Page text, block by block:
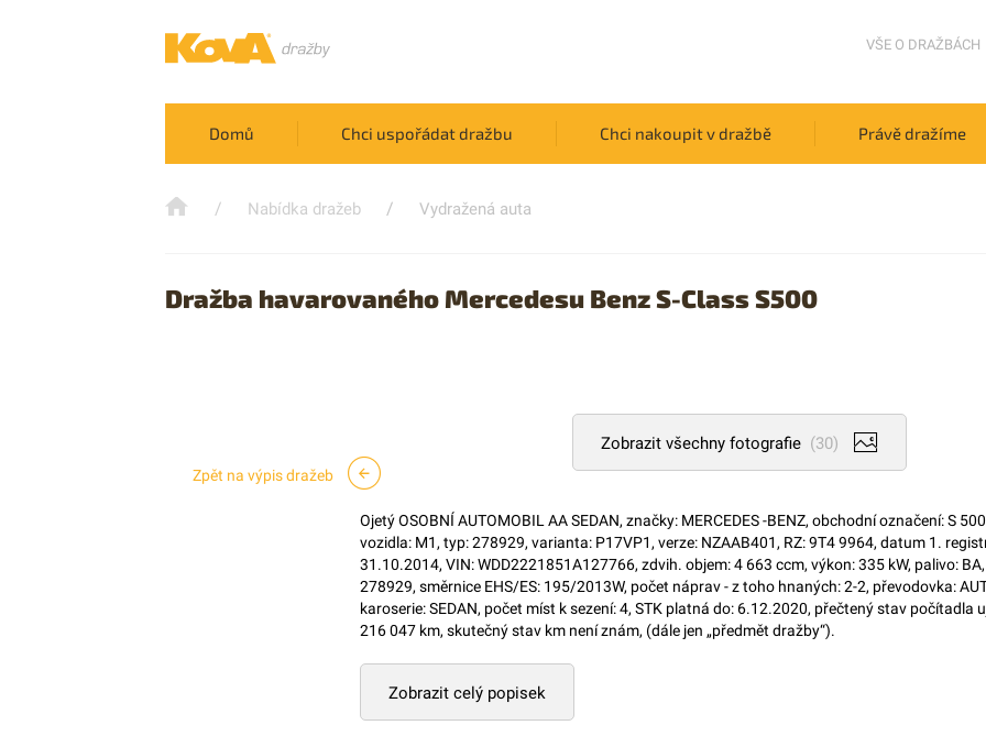
VŠE O DRAŽBÁCH
Domů Chci uspořádat dražbu Chci nakoupit v dražbě Právě dražíme
/ Nabídka dražeb / Vydražená auta
Dražba havarovaného Mercedesu Benz S-Class S500
Zpět na výpis dražeb
Zobrazit všechny fotografie (30)
Ojetý OSOBNÍ AUTOMOBIL AA SEDAN, značky: MERCEDES -BENZ, obchodní označení: S
vozidla: M1, typ: 278929, varianta: P17VP1, verze: NZAAB401, RZ: 9T4 9964, datum 1.
31.10.2014, VIN: WDD2221851A127766, zdvih. objem: 4 663 ccm, výkon: 335 kW, palivo:
278929, směrnice EHS/ES: 195/2013W, počet náprav - z toho hnaných: 2-2, převodovka:
karoserie: SEDAN, počet míst k sezení: 4, STK platná do: 6.12.2020, přečtený stav počítadla
216 047 km, skutečný stav km není znám, (dále jen „předmět dražby“).
Zobrazit celý popisek